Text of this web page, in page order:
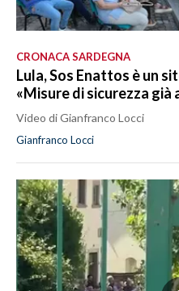
CRONACA SARDEGNA
Lula, Sos Enattos è un
«Misure di sicurezza già
Video di Gianfranco Locci
Gianfranco Locci